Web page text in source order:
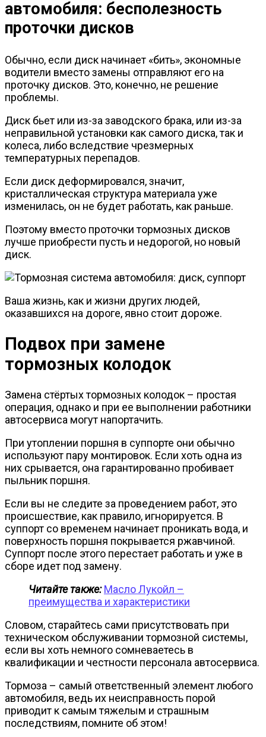
автомобиля: бесполезность
проточки дисков
Обычно, если диск начинает «бить», экономные
водители вместо замены отправляют его на
проточку дисков. Это, конечно, не решение
проблемы.
Диск бьет или из-за заводского брака, или из-за
неправильной установки как самого диска, так и
колеса, либо вследствие чрезмерных
температурных перепадов.
Если диск деформировался, значит,
кристаллическая структура материала уже
изменилась, он не будет работать, как раньше.
Поэтому вместо проточки тормозных дисков
лучше приобрести пусть и недорогой, но новый
диск.
Ваша жизнь, как и жизни других людей,
оказавшихся на дороге, явно стоит дороже.
Подвох при замене
тормозных колодок
Замена стёртых тормозных колодок – простая
операция, однако и при ее выполнении работники
автосервиса могут напортачить.
При утоплении поршня в суппорте они обычно
используют пару монтировок. Если хоть одна из
них срывается, она гарантированно пробивает
пыльник поршня.
Если вы не следите за проведением работ, это
происшествие, как правило, игнорируется. В
суппорт со временем начинает проникать вода, и
поверхность поршня покрывается ржавчиной.
Суппорт после этого перестает работать и уже в
сборе идет под замену.
Читайте также: Масло Лукойл –
преимущества и характеристики
Словом, старайтесь сами присутствовать при
техническом обслуживании тормозной системы,
если вы хоть немного сомневаетесь в
квалификации и честности персонала автосервиса.
Тормоза – самый ответственный элемент любого
автомобиля, ведь их неисправность порой
приводит к самым тяжелым и страшным
последствиям, помните об этом!